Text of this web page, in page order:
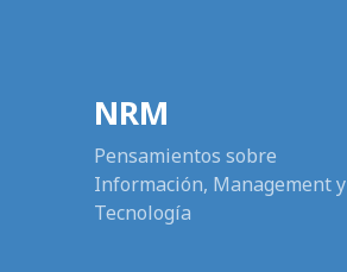
NRM
Pensamientos sobre
Información, Management y
Tecnología